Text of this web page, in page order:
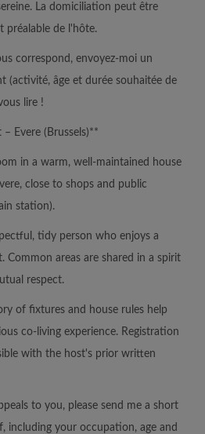
La domiciliation peut être
préalable de l'hôte.
correspond, envoyez-moi un
(activité, âge et durée souhaitée de
lire !
Evere (Brussels)**
in a warm, well-maintained house
close to shops and public
station).
tidy person who enjoys a
Common areas are shared in a spirit
respect.
of fixtures and house rules help
co-living experience. Registration
with the host's prior written
to you, please send me a short
including your occupation, age and